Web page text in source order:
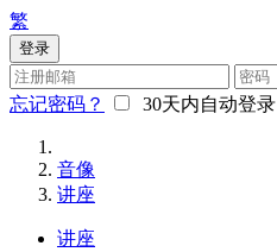
繁
登录
忘记密码？ 30天内自动登录
音像
讲座
讲座